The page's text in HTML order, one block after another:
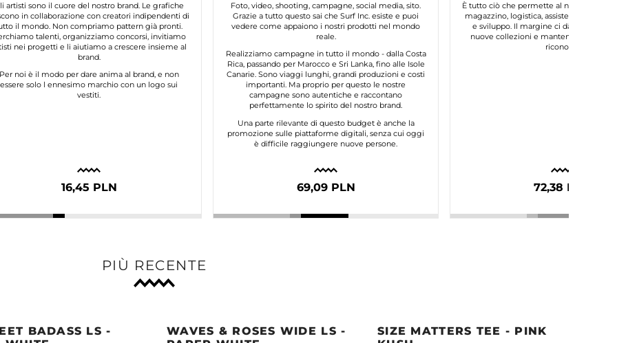
artisti sono il cuore del nostro brand. Le grafiche
in collaborazione con creatori indipendenti di
il mondo. Non compriamo pattern già pronti.
talenti, organizziamo concorsi, invitiamo
nei progetti e li aiutiamo a crescere insieme al
brand.
Per noi è il modo per dare anima al brand, e non
essere solo l ennesimo marchio con un logo sui
vestiti.
16,45 PLN
Foto, video, shooting, campagne, social media, sito.
Grazie a tutto questo sai che Surf Inc. esiste e puoi
vedere come appaiono i nostri prodotti nel mondo
reale.
Realizziamo campagne in tutto il mondo - dalla Costa
Rica, passando per Marocco e Sri Lanka, fino alle Isole
Canarie. Sono viaggi lunghi, grandi produzioni e costi
importanti. Ma proprio per questo le nostre
campagne sono autentiche e raccontano
perfettamente lo spirito del nostro brand.
Una parte rilevante di questo budget è anche la
promozione sulle piattaforme digitali, senza cui oggi
è difficile raggiungere nuove persone.
69,09 PLN
È tutto ciò che permette al nostro brand
magazzino, logistica, assistenza clienti,
e sviluppo. Il margine ci dà la
nuove collezioni e mantenere la
riconosci.
72,38 PLN
PIÙ RECENTE
BADASS LS -
WAVES & ROSES WIDE LS -
SIZE MATTERS TEE - PINK